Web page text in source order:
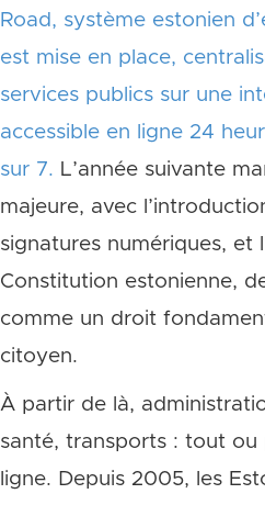
Road, système estonien
est mise en place,
services publics sur une
accessible en ligne 24
sur 7. L’année suivante
majeure, avec
signatures numériques, et
Constitution estonienne,
comme un droit
citoyen.
À partir de là,
santé, transports : tout ou
ligne. Depuis 2005, les